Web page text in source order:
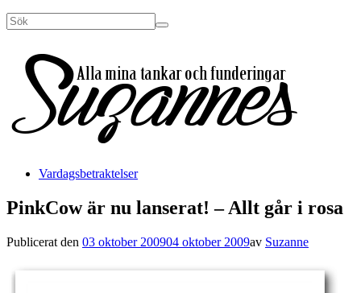
Vardagsbetraktelser
PinkCow är nu lanserat! – Allt går i rosa
Publicerat den 03 oktober 200904 oktober 2009av Suzanne